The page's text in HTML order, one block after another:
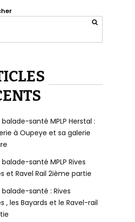
santé MPLP Herstal :
à Oupeye et sa galerie
santé MPLP Rives
et Ravel Rail 2ième partie
santé : Rives
, les Bayards et le Ravel-rail